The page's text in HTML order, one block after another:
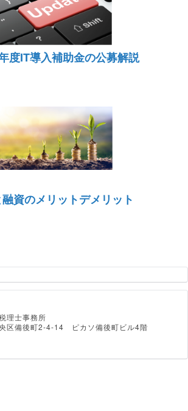
度IT導入補助金の公募解説
資のメリットデメリット
理士事務所
区備後町2-4-14 ピカソ備後町ビル4階